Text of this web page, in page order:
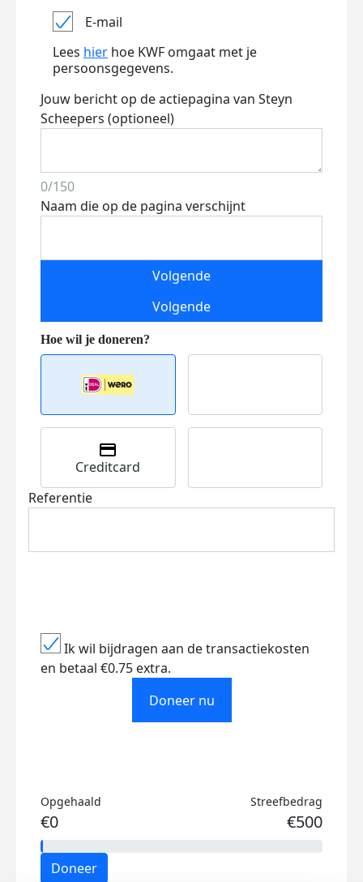
E-mail
Lees hier hoe KWF omgaat met je
persoonsgegevens.
Jouw bericht op de actiepagina van Steyn
Scheepers (optioneel)
0/150
Naam die op de pagina verschijnt
Volgende
Volgende
Creditcard
Referentie
Ik wil bijdragen aan de transactiekosten
en betaal €0.75 extra.
Doneer nu
Opgehaald
€0
Streefbedrag
€500
Doneer